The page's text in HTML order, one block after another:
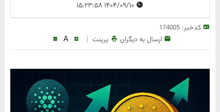
کدخبر:174005
ارسال به دیگران پرینت |
A